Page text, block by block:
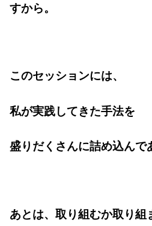
すから。
このセッションには、
私が実践してきた手法を
盛りだくさんに詰め込んで
あとは、取り組むか取り組